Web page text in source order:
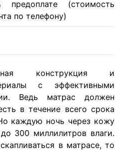
(стоимость
по телефону)
конструкция и
с эффективными
Ведь матрас должен
в течение всего срока
каждую ночь через кожу
300 миллилитров влаги.
в матрасе, то